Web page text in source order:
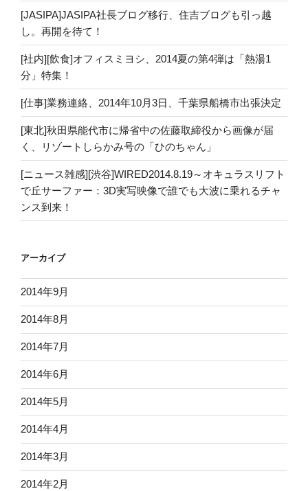
[JASIPA]JASIPA社長ブログ移行、住吉ブログも引っ越
し。再開を待て！
[社内][飲食]オフィスミヨシ、2014夏の第4弾は「熱湯1
分」特集！
[仕事]業務連絡、2014年10月3日、千葉県船橋市出張決定
[東北]秋田県能代市に帰省中の佐藤取締役から画像が届
く、リゾートしらかみ号の「ひのちゃん」
[ニュース雑感][渋谷]WIRED2014.8.19～オキュラスリフト
で丘サーファー：3D実写映像で誰でも大波に乗れるチャ
ンス到来！
アーカイブ
2014年9月
2014年8月
2014年7月
2014年6月
2014年5月
2014年4月
2014年3月
2014年2月